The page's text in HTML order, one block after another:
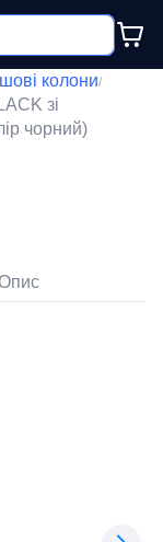
колони/
зі
чорний)